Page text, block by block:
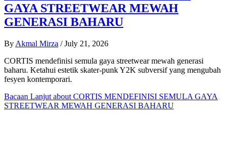
GAYA STREETWEAR MEWAH
GENERASI BAHARU
By Akmal Mirza / July 21, 2026
CORTIS mendefinisi semula gaya streetwear mewah generasi
baharu. Ketahui estetik skater-punk Y2K subversif yang mengubah
fesyen kontemporari.
Bacaan Lanjut about CORTIS MENDEFINISI SEMULA GAYA
STREETWEAR MEWAH GENERASI BAHARU